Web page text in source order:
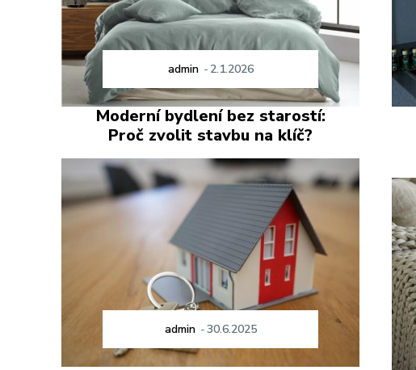
admin - 2.1.2026
Moderní bydlení bez starostí:
Proč zvolit stavbu na klíč?
admin -30.6.2025